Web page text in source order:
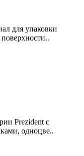
для упаковки
Prezident с
одноцве..